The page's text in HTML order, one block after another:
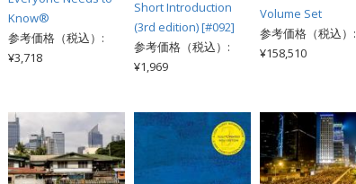
Know®
参考価格（税込）:
¥3,718
Short Introduction
(3rd edition) [#092]
参考価格（税込）:
¥1,969
Volume Set
参考価格（税込）:
¥158,510